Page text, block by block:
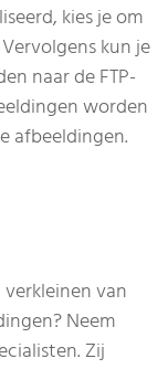
kies je om
kun je
naar de FTP-
worden
afbeeldingen.
van
Neem
Zij